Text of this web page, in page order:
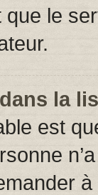
que le
la
est
à